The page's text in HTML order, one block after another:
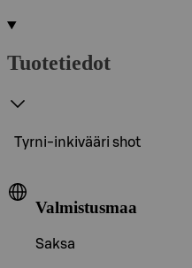
Tuotetiedot
Tyrni-inkivääri shot
Valmistusmaa
Saksa